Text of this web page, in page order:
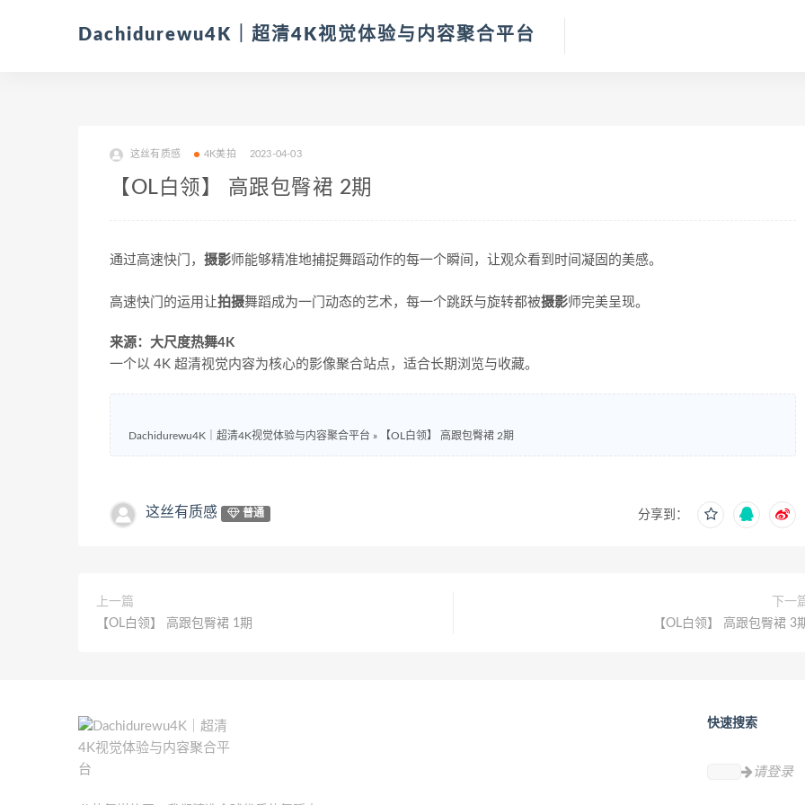
Dachidurewu4K｜超清4K视觉体验与内容聚合平台
这丝有质感 4K美拍 2023-04-03
【OL白领】 高跟包臀裙 2期
通过高速快门， 摄影师能够精准地捕捉舞蹈动作的每一个瞬间，让观众看到时间凝固的美感。
高速快门的运用让拍摄舞蹈成为一门动态的艺术，每一个跳跃与旋转都被摄影师完美呈现。
来源：大尺度热舞4K
一个以 4K 超清视觉内容为核心的影像聚合站点，适合长期浏览与收藏。
Dachidurewu4K｜超清4K视觉体验与内容聚合平台 » 【OL白领】 高跟包臀裙 2期
这丝有质感 普通 分享到：
上一篇
【OL白领】 高跟包臀裙 1期
下一
【OL白领】 高跟包臀裙 3
快速搜索
请登录